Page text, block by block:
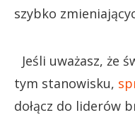
szybko
Jeśli uważasz, że
tym stanowisku,
dołącz do liderów